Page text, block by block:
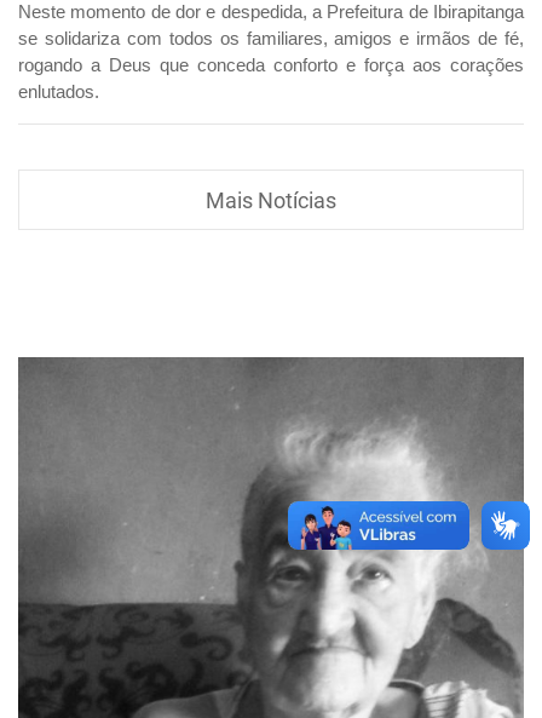
Neste momento de dor e despedida, a Prefeitura de Ibirapitanga
se solidariza com todos os familiares, amigos e irmãos de fé,
rogando a Deus que conceda conforto e força aos corações
enlutados.
Mais Notícias